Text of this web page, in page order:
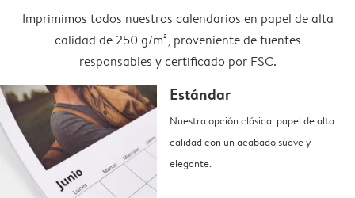
Imprimimos todos nuestros calendarios en papel de alta
calidad de 250 g/m², proveniente de fuentes
responsables y certificado por FSC.
Estándar
Nuestra opción clásica: papel de alta
calidad con un acabado suave y
elegante.